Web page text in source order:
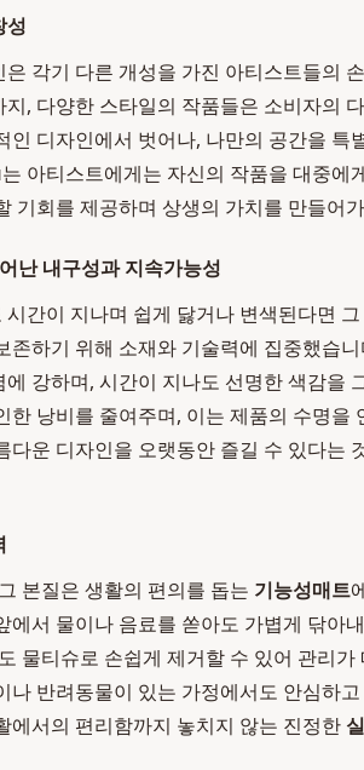
성
각기 다른 개성을 가진 아티스트들의
, 다양한 스타일의 작품들은 소비자의
인 디자인에서 벗어나, 나만의 공간을 특
는 아티스트에게는 자신의 작품을 대중에
기회를 제공하며 상생의 가치를 만들어
난 내구성과 지속가능성
간이 지나며 쉽게 닳거나 변색된다면
존하기 위해 소재와 기술력에 집중했습
강하며, 시간이 지나도 선명한 색감을
한 낭비를 줄여주며, 이는 제품의 수명을
다운 디자인을 오랫동안 즐길 수 있다는
본질은 생활의 편의를 돕는 기능성매트
에서 물이나 음료를 쏟아도 가볍게 닦아
물티슈로 손쉽게 제거할 수 있어 관리
나 반려동물이 있는 가정에서도 안심하
에서의 편리함까지 놓치지 않는 진정한